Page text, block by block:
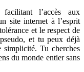
l’accès aux
site internet à l’esprit
et le respect de
et tu peux déjà
simplicité. Tu cherches
du monde entier sans